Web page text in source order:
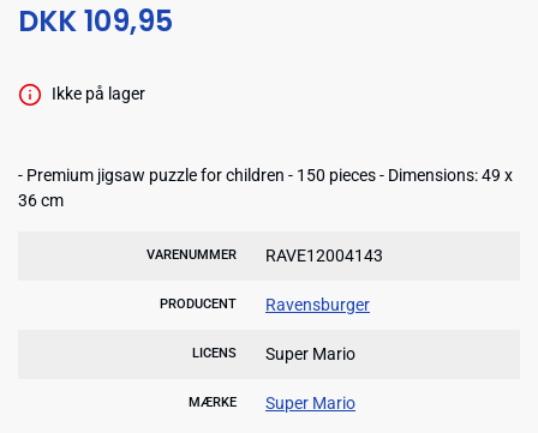
DKK 109,95
Ikke på lager
- Premium jigsaw puzzle for children - 150 pieces - Dimensions: 49 x
36 cm
VARENUMMER RAVE12004143
PRODUCENT Ravensburger
LICENS Super Mario
MÆRKE Super Mario